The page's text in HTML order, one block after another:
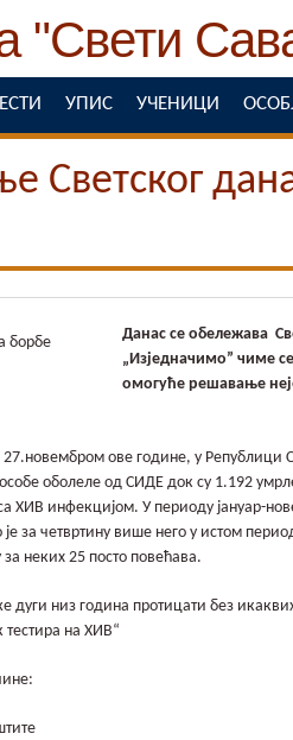
УПИС УЧЕНИЦИ
Светског
Данас се обележава
„Изједначимо” чиме
омогуће решавање
ове године, у Републици
оболеле од СИДЕ док су 1.192
ХИВ инфекцијом. У периоду јануар-
за четвртину више него у истом
за неких 25 посто повећава.
низ година протицати без
тестира на ХИВ“